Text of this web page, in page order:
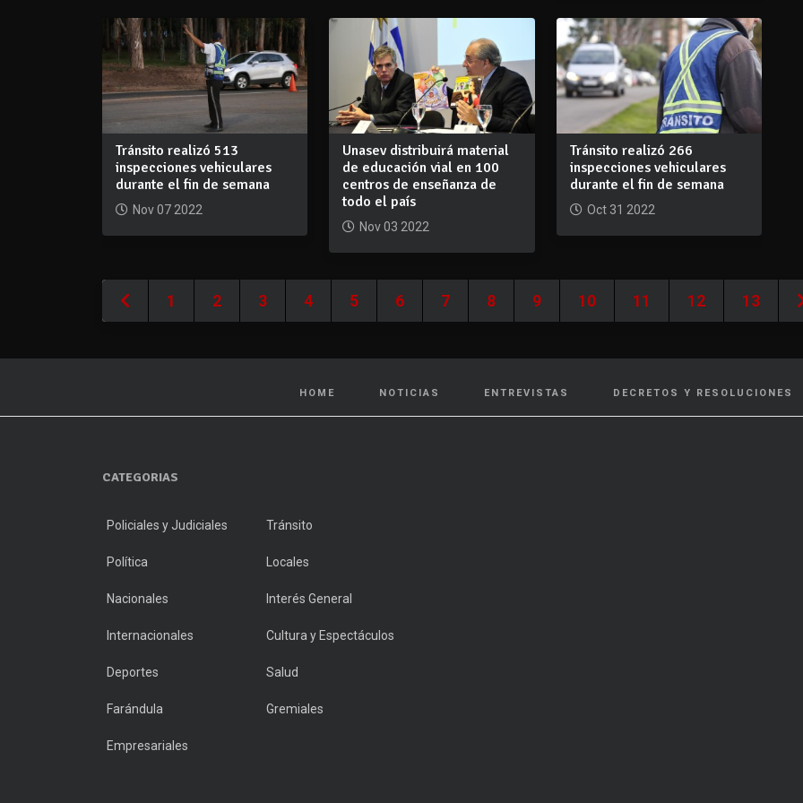
Tránsito realizó 513
inspecciones vehiculares
durante el fin de semana
Nov 07 2022
Unasev distribuirá material
de educación vial en 100
centros de enseñanza de
todo el país
Nov 03 2022
Tránsito realizó 266
inspecciones vehiculares
durante el fin de semana
Oct 31 2022
1 2 3 4 5 6 7 8 9 10 11 12 13
HOME NOTICIAS ENTREVISTAS DECRETOS Y RESOLUCIONES
CATEGORIAS
Policiales y Judiciales Tránsito
Política Locales
Nacionales Interés General
Internacionales Cultura y Espectáculos
Deportes Salud
Farándula Gremiales
Empresariales